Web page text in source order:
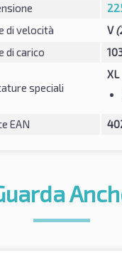
di velocità
V
di carico
speciali
XL
EAN